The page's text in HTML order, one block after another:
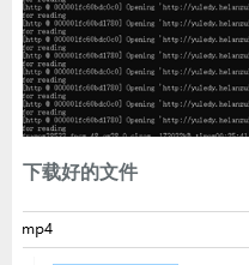
下载好的文件